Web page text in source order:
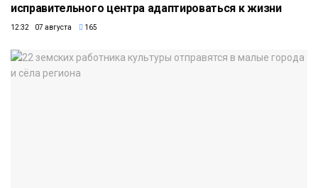
исправительного центра адаптироваться к жизни
12:32 07 августа 165